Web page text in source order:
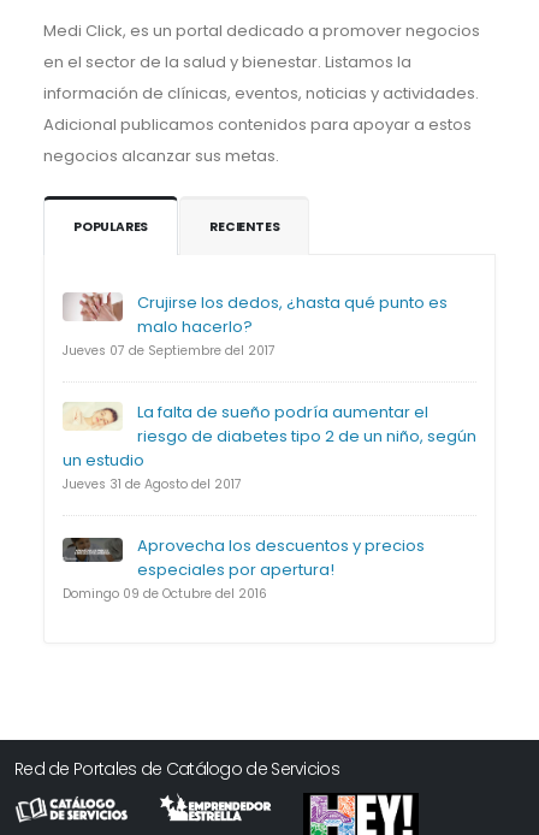
Medi Click, es un portal dedicado a promover negocios
en el sector de la salud y bienestar. Listamos la
información de clínicas, eventos, noticias y actividades.
Adicional publicamos contenidos para apoyar a estos
negocios alcanzar sus metas.
POPULARES RECIENTES
Crujirse los dedos, ¿hasta qué punto es
malo hacerlo?
Jueves 07 de Septiembre del 2017
La falta de sueño podría aumentar el
riesgo de diabetes tipo 2 de un niño, según
un estudio
Jueves 31 de Agosto del 2017
Aprovecha los descuentos y precios
especiales por apertura!
Domingo 09 de Octubre del 2016
Red de Portales de Catálogo de Servicios